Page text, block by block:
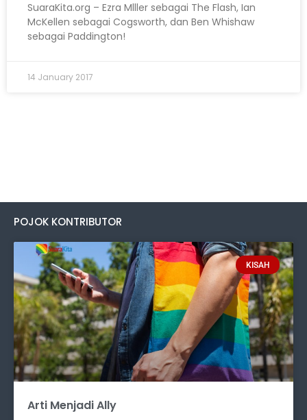
SuaraKita.org – Ezra Mlller sebagai The Flash, Ian
McKellen sebagai Cogsworth, dan Ben Whishaw
sebagai Paddington!
14 January 2017
POJOK KONTRIBUTOR
KISAH
Arti Menjadi Ally